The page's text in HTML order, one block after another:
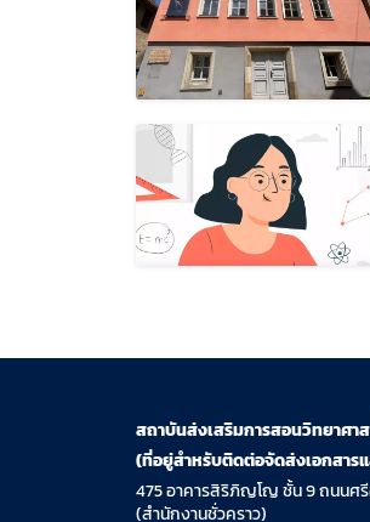
สถาบันส่งเสริมการสอนวิทยาศา
(ที่อยู่สำหรับติดต่อจัดส่งเอกสาร
475 อาคารสิริภิญโญ ชั้น 9 ถนนศรี
(สำนักงานชั่วคราว)